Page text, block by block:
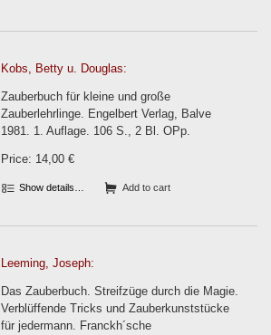
Kobs, Betty u. Douglas:
Zauberbuch für kleine und große
Zauberlehrlinge. Engelbert Verlag, Balve
1981. 1. Auflage. 106 S., 2 Bl. OPp.
Price: 14,00 €
Show details… Add to cart
Leeming, Joseph:
Das Zauberbuch. Streifzüge durch die Magie.
Verblüffende Tricks und Zauberkunststücke
für jedermann. Franckh´sche